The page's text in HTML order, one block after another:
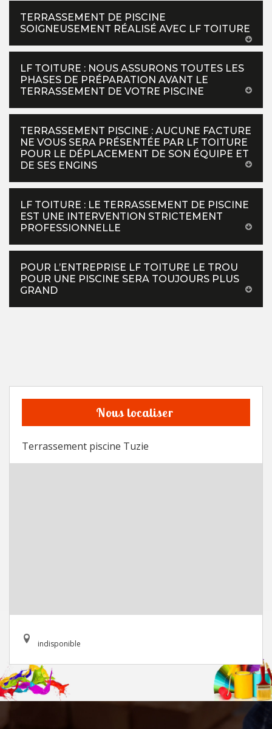
TERRASSEMENT DE PISCINE
SOIGNEUSEMENT RÉALISÉ AVEC LF TOITURE
LF TOITURE : NOUS ASSURONS TOUTES LES
PHASES DE PRÉPARATION AVANT LE
TERRASSEMENT DE VOTRE PISCINE
TERRASSEMENT PISCINE : AUCUNE FACTURE
NE VOUS SERA PRÉSENTÉE PAR LF TOITURE
POUR LE DÉPLACEMENT DE SON ÉQUIPE ET
DE SES ENGINS
LF TOITURE : LE TERRASSEMENT DE PISCINE
EST UNE INTERVENTION STRICTEMENT
PROFESSIONNELLE
POUR L’ENTREPRISE LF TOITURE LE TROU
POUR UNE PISCINE SERA TOUJOURS PLUS
GRAND
Nous localiser
Terrassement piscine Tuzie
indisponible